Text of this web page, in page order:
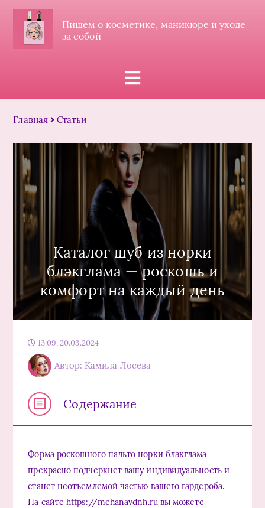
Пишем о косметике, маникюре и уходе
за собой
Главная Статьи
Каталог шуб из норки
блэкглама — роскошь и
комфорт на каждый день
13:09, 20.03.2024
Автор: Камила Лосева
Содержание
Форма роскошного пальто норки блэкглама
прекрасно подчеркнет вашу индивидуальность и
станет неотъемлемой частью вашего гардероба.
На сайте https://mehanavdnh.ru вы можете